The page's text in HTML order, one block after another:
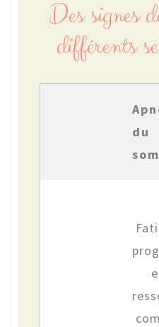
Des signes
différents
du